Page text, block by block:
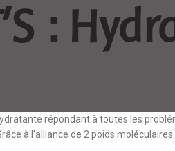
:
répondant à toutes les
à l’alliance de 2 poids